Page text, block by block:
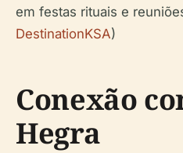
em festas rituais e
DestinationKSA)
Conexão
Hegra